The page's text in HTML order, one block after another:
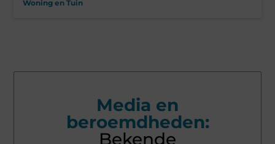
Woning en Tuin
Media en
beroemdheden:
Bekende